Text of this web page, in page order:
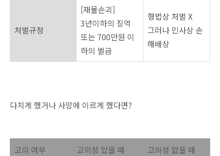
처벌규정
[재물손괴]
3년이하의 징역
또는 700만원 이
하의 벌금
형법상 처벌 X
그러나 민사상 손
해배상
다치게 했거나 사망에 이르게 했다면?
고의 여부 고의성 있을 때 고의성 없을 때